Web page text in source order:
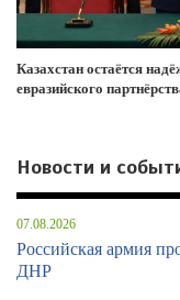
Казахстан остаётся
евразийского
Новости и
07.08.2026
Российская армия
ДНР